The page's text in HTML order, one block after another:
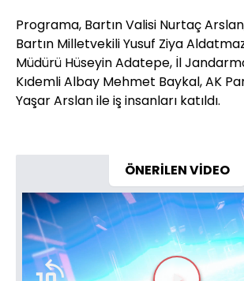
Programa, Bartın Valisi Nurtaç
Bartın Milletvekili Yusuf Ziya
Müdürü Hüseyin Adatepe, İl
Kıdemli Albay Mehmet Baykal, AK
Yaşar Arslan ile iş insanları katıldı.
ÖNERİLEN VİDEO